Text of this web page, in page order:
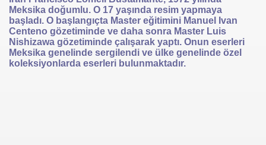
Meksika doğumlu. O 17 yaşında resim yapmaya
başladı. O başlangıçta Master eğitimini Manuel Ivan
Centeno gözetiminde ve daha sonra Master Luis
Nishizawa gözetiminde çalışarak yaptı. Onun eserleri
Meksika genelinde sergilendi ve ülke genelinde özel
koleksiyonlarda eserleri bulunmaktadır.